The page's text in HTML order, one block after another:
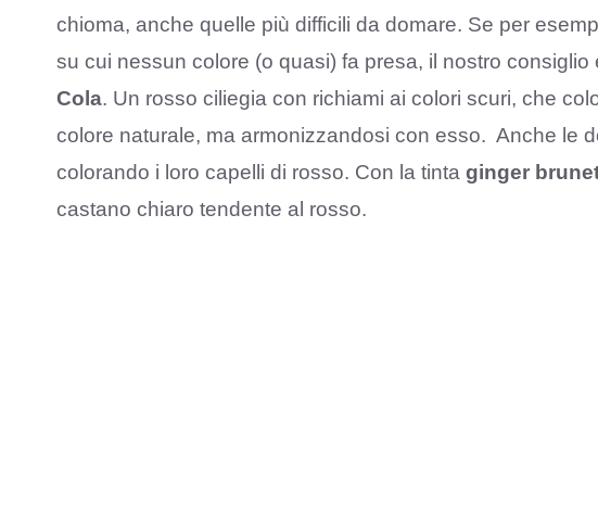
chioma, anche quelle più difficili da domare. Se per
su cui nessun colore (o quasi) fa presa, il nostro
Cola. Un rosso ciliegia con richiami ai colori scuri, che
colore naturale, ma armonizzandosi con esso. Anche le
colorando i loro capelli di rosso. Con la tinta ginger
castano chiaro tendente al rosso.